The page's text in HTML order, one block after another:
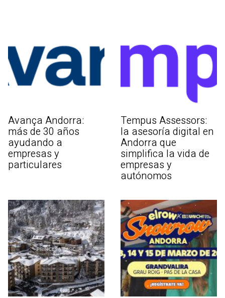
Avança Andorra:
más de 30 años
ayudando a
empresas y
particulares
Tempus Assessors:
la asesoría digital en
Andorra que
simplifica la vida de
empresas y
autónomos